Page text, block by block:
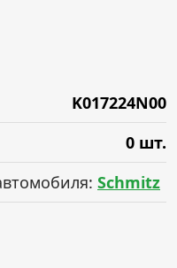
K017224N00
0 шт.
Schmitz